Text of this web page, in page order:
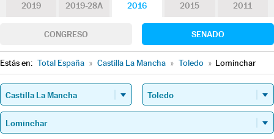
2019 2019-28A 2016 2015 2011
CONGRESO SENADO
Estás en: Total España » Castilla La Mancha » Toledo » Lominchar